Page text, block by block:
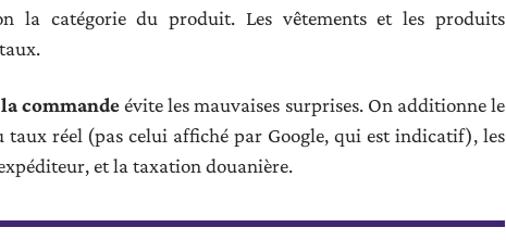
la catégorie du produit. Les vêtements et les produits
commandeévite les mauvaises surprises. On additionne le
réel (pas celui affiché par Google, qui est indicatif), les
et la taxation douanière.